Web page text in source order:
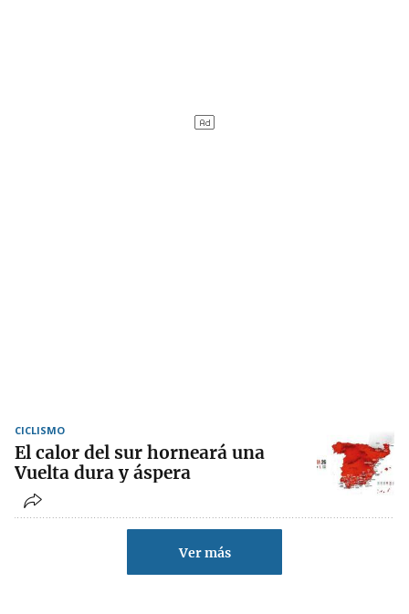
CICLISMO
El calor del sur horneará una
Vuelta dura y áspera
Ver más